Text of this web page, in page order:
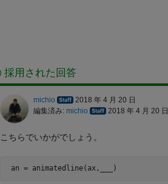
採用された回答
michio
2018 年 4 月 20 日
編集済み: michio 2018 年 4 月 20 日
こちらでいかがでしょう。
an = animatedline(ax,___)